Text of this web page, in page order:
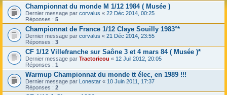
Championnat du monde M 1/12 1984 ( Musée )
Dernier message par corvalus « 22 Déc 2014, 00:25
Réponses : 5
Championnat de France 1/12 Claye Souilly 1983°*
Dernier message par corvalus « 21 Déc 2014, 23:55
Réponses : 3
CF 1/12 Villefranche sur Saône 3 et 4 mars 84 ( Musée )*
Dernier message par Tractoricou « 12 Juil 2012, 20:05
Réponses : 1
Warmup Championnat du monde tt élec, en 1989 !!!
Dernier message par Lonestar « 10 Juin 2011, 17:37
Réponses : 2